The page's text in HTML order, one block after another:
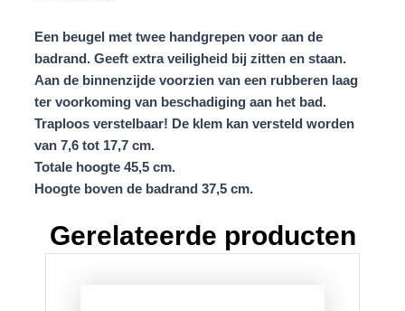
Een beugel met twee handgrepen voor aan de
badrand. Geeft extra veiligheid bij zitten en staan.
Aan de binnenzijde voorzien van een rubberen laag
ter voorkoming van beschadiging aan het bad.
Traploos verstelbaar! De klem kan versteld worden
van 7,6 tot 17,7 cm.
Totale hoogte 45,5 cm.
Hoogte boven de badrand 37,5 cm.
Gerelateerde producten